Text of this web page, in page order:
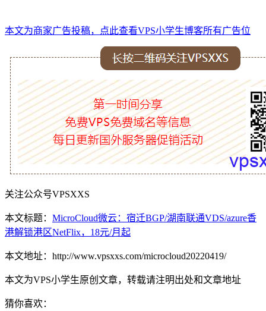
本文为商家广告投稿，点此查看VPS小学生博客所有广告位
关注公众号VPSXXS
本文标题： MicroCloud微云：宿迁BGP/湖南联通VDS/azure香
港解锁港区NetFlix，18元/月起
本文地址：http://www.vpsxxs.com/microcloud20220419/
本文为VPS小学生原创文章，转载请注明出处和文章地址
猜你喜欢：